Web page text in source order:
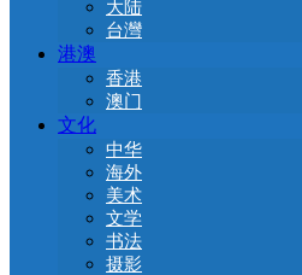
大陆
台灣
港澳
香港
澳门
文化
中华
海外
美术
文学
书法
摄影